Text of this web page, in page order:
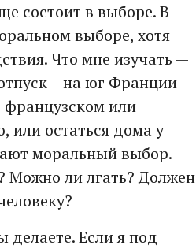
состоит в выборе. В
выборе, хотя
Что мне изучать —
– на юг Франции
французском или
или остаться дома у
моральный выбор.
Можно ли лгать? Должен
делаете. Если я под